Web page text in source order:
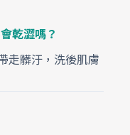
乾澀嗎？
走髒汙，洗後肌膚